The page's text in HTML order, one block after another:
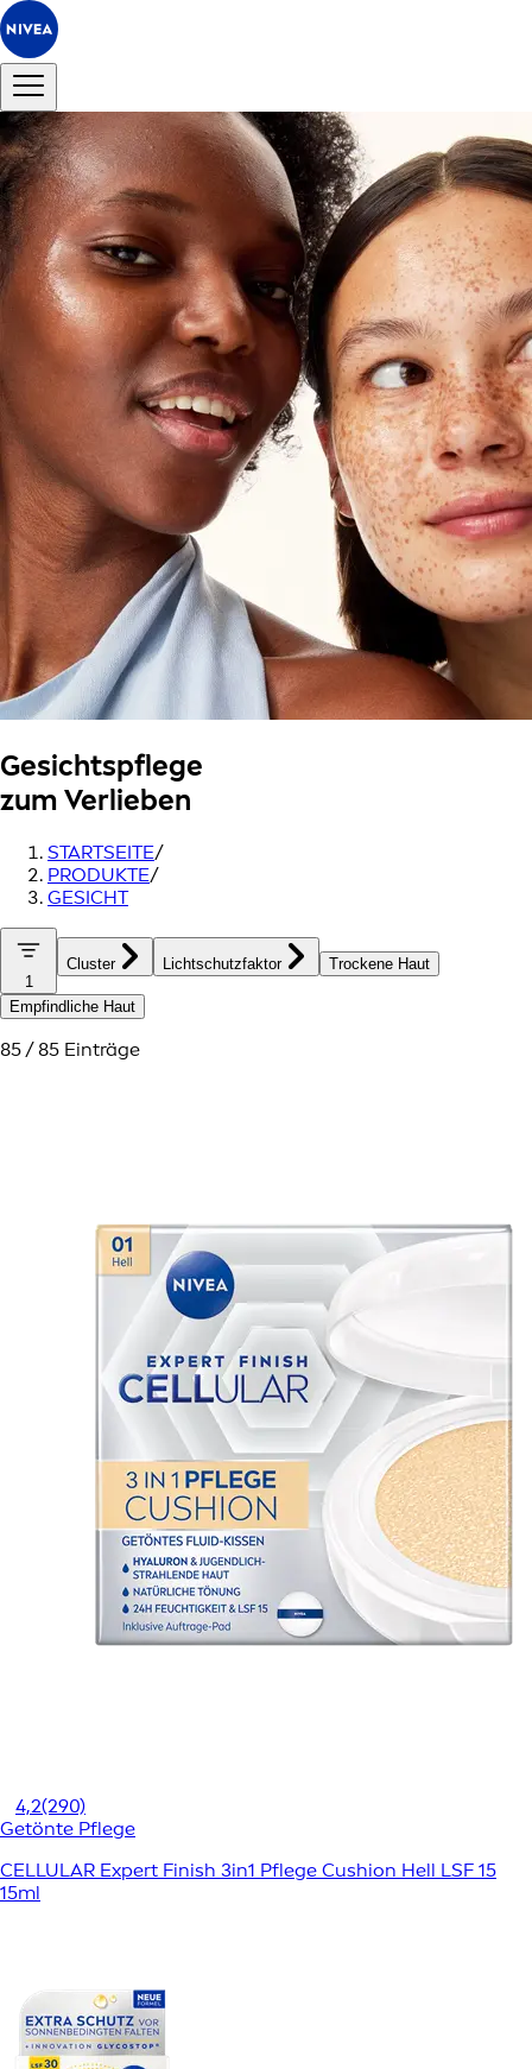
Gesichtspflege
zum Verlieben
STARTSEITE/
PRODUKTE/
GESICHT
1
Cluster Lichtschutzfaktor Trockene Haut
Empfindliche Haut
85 / 85 Einträge
4,2(290)
Getönte Pflege
CELLULAR Expert Finish 3in1 Pflege Cushion Hell LSF 15
15ml